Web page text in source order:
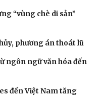
“vùng chè di sản”
phương án thoát lũ
ngôn ngữ văn hóa đến
đến Việt Nam tăng